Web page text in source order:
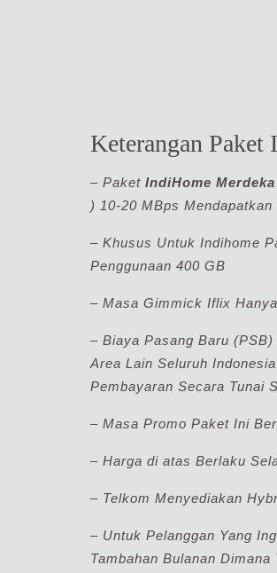
Keterangan
– Paket IndiHome Merdeka
) 10-20 MBps
– Khusus Untuk Indihome
Penggunaan 400 GB
– Masa Gimmick Iflix
– Biaya Pasang Baru
Area Lain Seluruh
Pembayaran Secara Tunai
– Masa Promo Paket Ini
– Harga di atas Berlaku
– Telkom Menyediakan
– Untuk Pelanggan Yang
Tambahan Bulanan